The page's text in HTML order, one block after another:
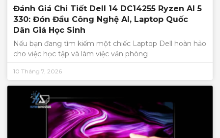
Đánh Giá Chi Tiết Dell 14 DC14255 Ryzen AI 5
330: Đón Đầu Công Nghệ AI, Laptop Quốc
Dân Giá Học Sinh
Nếu bạn đang tìm kiếm một chiếc Laptop Dell hoàn hảo
cho việc học tập và làm việc văn phòng
10 Tháng 7, 2026